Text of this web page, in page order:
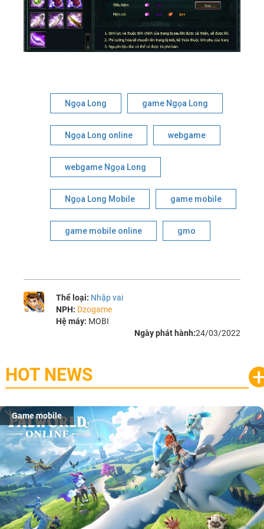
Ngọa Long game Ngọa Long
Ngọa Long online webgame
webgame Ngọa Long
Ngọa Long Mobile game mobile
game mobile online gmo
Thể loại: Nhập vai
NPH: Dzogame
Hệ máy: MOBI
Ngày phát hành:24/03/2022
HOT NEWS
Game mobile